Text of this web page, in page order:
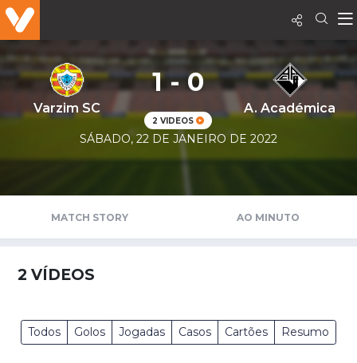
Varzim SC
1 - 0
2 VIDEOS
A. Académica
SÁBADO, 22 DE JANEIRO DE 2022
MATCH STORY AO MINUTO
2 VÍDEOS
Todos Golos Jogadas Casos Cartões Resumo